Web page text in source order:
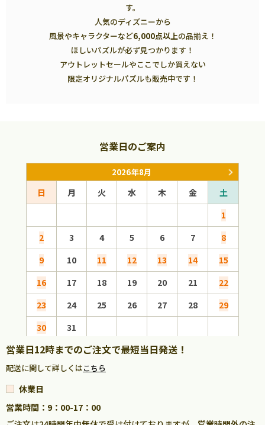
す。
人気のディズニーから
風景やキャラクターなど6,000点以上の品揃え！
ほしいパズルが必ず見つかります！
アウトレットセールやここでしか買えない
限定オリジナルパズルも販売中です！
営業日のご案内
2026年8月
日 月 火 水 木 金
土
1
2
3 4 5 6 7
8
9
10 11 12 13 14
15
16
17 18 19 20 21
22
23
24 25 26 27 28
29
30
31
営業日12時までのご注文で最短当日発送！
配送に関して詳しくはこちら
休業日
営業時間：9：00-17：00